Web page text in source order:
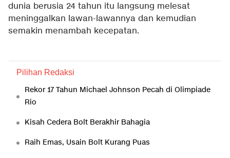
dunia berusia 24 tahun itu langsung melesat
meninggalkan lawan-lawannya dan kemudian
semakin menambah kecepatan.
Pilihan Redaksi
Rekor 17 Tahun Michael Johnson Pecah di Olimpiade
Rio
Kisah Cedera Bolt Berakhir Bahagia
Raih Emas, Usain Bolt Kurang Puas